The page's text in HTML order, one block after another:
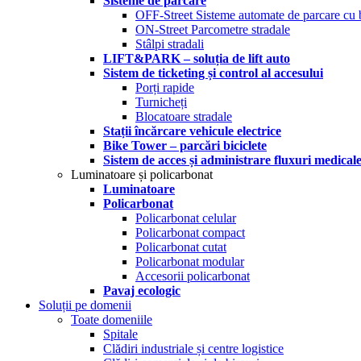
OFF-Street Sisteme automate de parcare cu
ON-Street Parcometre stradale
Stâlpi stradali
LIFT&PARK – soluția de lift auto
Sistem de ticketing și control al accesului
Porți rapide
Turnicheți
Blocatoare stradale
Stații încărcare vehicule electrice
Bike Tower – parcări biciclete
Sistem de acces și administrare fluxuri medicale
Luminatoare și policarbonat
Luminatoare
Policarbonat
Policarbonat celular
Policarbonat compact
Policarbonat cutat
Policarbonat modular
Accesorii policarbonat
Pavaj ecologic
Soluții pe domenii
Toate domeniile
Spitale
Clădiri industriale și centre logistice